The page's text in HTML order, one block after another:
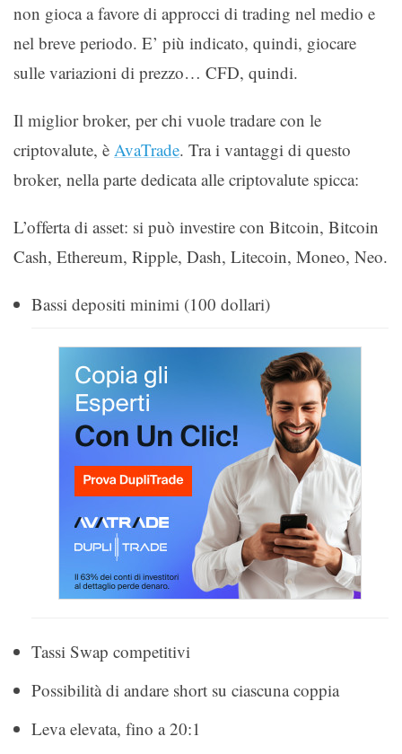
non gioca a favore di approcci di trading nel medio e
nel breve periodo. E’ più indicato, quindi, giocare
sulle variazioni di prezzo… CFD, quindi.
Il miglior broker, per chi vuole tradare con le
criptovalute, è AvaTrade. Tra i vantaggi di questo
broker, nella parte dedicata alle criptovalute spicca:
L’offerta di asset: si può investire con Bitcoin, Bitcoin
Cash, Ethereum, Ripple, Dash, Litecoin, Moneo, Neo.
Bassi depositi minimi (100 dollari)
Tassi Swap competitivi
Possibilità di andare short su ciascuna coppia
Leva elevata, fino a 20:1